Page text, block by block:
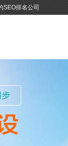
SEO排名公司